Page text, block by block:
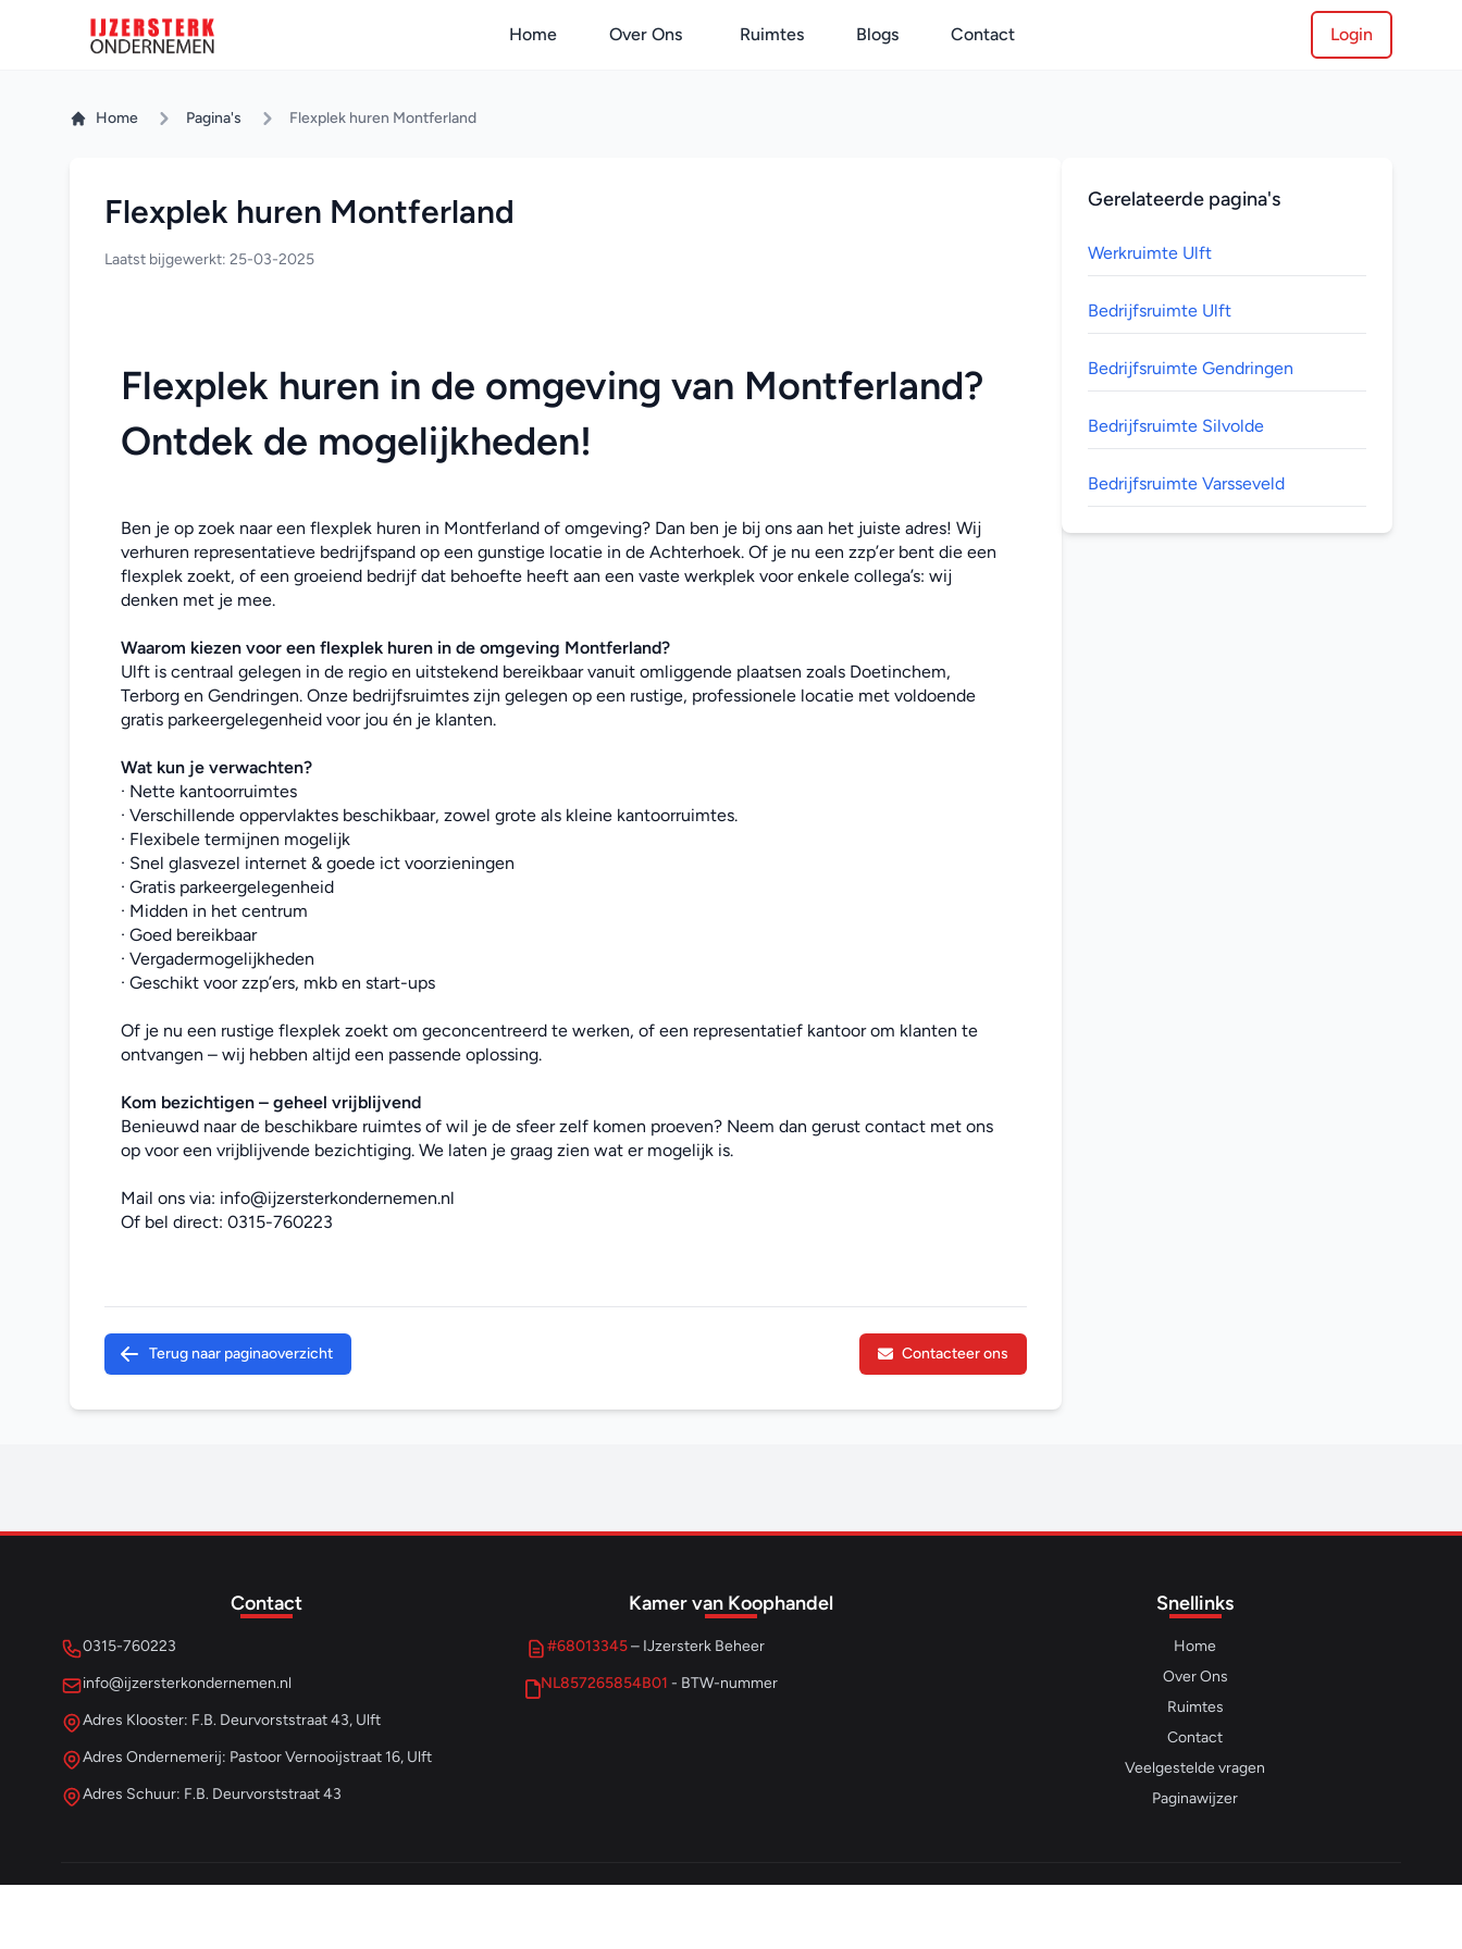
Home Over Ons Ruimtes Blogs Contact Login
Home Pagina's Flexplek huren Montferland
Flexplek huren Montferland
Laatst bijgewerkt: 25-03-2025
Flexplek huren in de omgeving van Montferland?
Ontdek de mogelijkheden!
Ben je op zoek naar een flexplek huren in Montferland of omgeving? Dan ben je bij ons aan het juiste adres! Wij
verhuren representatieve bedrijfspand op een gunstige locatie in de Achterhoek. Of je nu een zzp’er bent die een
flexplek zoekt, of een groeiend bedrijf dat behoefte heeft aan een vaste werkplek voor enkele collega’s: wij
denken met je mee.
Waarom kiezen voor een flexplek huren in de omgeving Montferland?
Ulft is centraal gelegen in de regio en uitstekend bereikbaar vanuit omliggende plaatsen zoals Doetinchem,
Terborg en Gendringen. Onze bedrijfsruimtes zijn gelegen op een rustige, professionele locatie met voldoende
gratis parkeergelegenheid voor jou én je klanten.
Wat kun je verwachten?
· Nette kantoorruimtes
· Verschillende oppervlaktes beschikbaar, zowel grote als kleine kantoorruimtes.
· Flexibele termijnen mogelijk
· Snel glasvezel internet & goede ict voorzieningen
· Gratis parkeergelegenheid
· Midden in het centrum
· Goed bereikbaar
· Vergadermogelijkheden
· Geschikt voor zzp’ers, mkb en start-ups
Of je nu een rustige flexplek zoekt om geconcentreerd te werken, of een representatief kantoor om klanten te
ontvangen – wij hebben altijd een passende oplossing.
Kom bezichtigen – geheel vrijblijvend
Benieuwd naar de beschikbare ruimtes of wil je de sfeer zelf komen proeven? Neem dan gerust contact met ons
op voor een vrijblijvende bezichtiging. We laten je graag zien wat er mogelijk is.
Mail ons via: info@ijzersterkondernemen.nl
Of bel direct: 0315-760223
Terug naar paginaoverzicht Contacteer ons
Gerelateerde pagina's
Werkruimte Ulft
Bedrijfsruimte Ulft
Bedrijfsruimte Gendringen
Bedrijfsruimte Silvolde
Bedrijfsruimte Varsseveld
Contact
0315-760223
info@ijzersterkondernemen.nl
Adres Klooster: F.B. Deurvorststraat 43, Ulft
Adres Ondernemerij: Pastoor Vernooijstraat 16, Ulft
Adres Schuur: F.B. Deurvorststraat 43
Kamer van Koophandel
#68013345– IJzersterk Beheer
NL857265854B01 - BTW-nummer
Snellinks
Home
Over Ons
Ruimtes
Contact
Veelgestelde vragen
Paginawijzer